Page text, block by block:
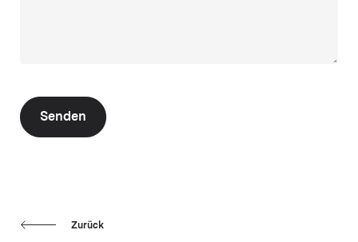
Senden
Zurück